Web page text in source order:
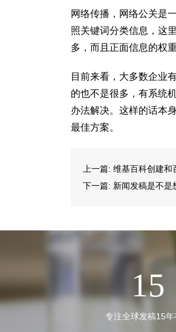
网络传播，网络公关是
照关键词分类信息，这
多，而且正面信息的权
目前来看，大多数企业
的也不是很多，有系统
办法解决。这样的话本
最佳方案。
上一篇: 维基百科创建和
下一篇: 新闻发稿是不是
15
专注全球发稿15年